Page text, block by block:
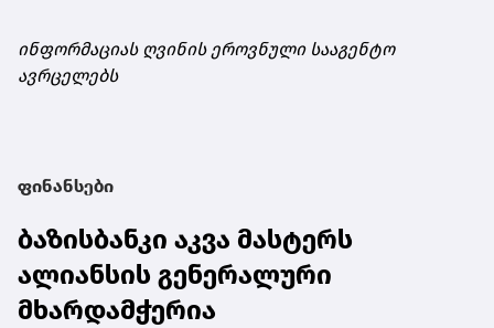
ინფორმაციას ღვინის ეროვნული სააგენტო
ავრცელებს
ფინანსები
ბაზისბანკი აკვა მასტერს
ალიანსის გენერალური
მხარდამჭერია